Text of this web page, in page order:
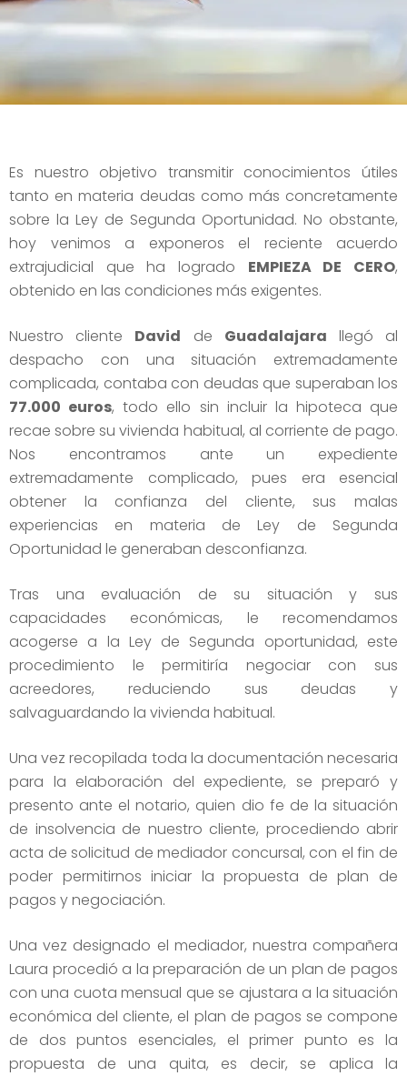
Es nuestro objetivo transmitir conocimientos útiles
tanto en materia deudas como más concretamente
sobre la Ley de Segunda Oportunidad. No obstante,
hoy venimos a exponeros el reciente acuerdo
extrajudicial que ha logrado EMPIEZA DE CERO,
obtenido en las condiciones más exigentes.
Nuestro cliente David de Guadalajara llegó al
despacho con una situación extremadamente
complicada, contaba con deudas que superaban los
77.000 euros, todo ello sin incluir la hipoteca que
recae sobre su vivienda habitual, al corriente de pago.
Nos encontramos ante un expediente
extremadamente complicado, pues era esencial
obtener la confianza del cliente, sus malas
experiencias en materia de Ley de Segunda
Oportunidad le generaban desconfianza.
Tras una evaluación de su situación y sus
capacidades económicas, le recomendamos
acogerse a la Ley de Segunda oportunidad, este
procedimiento le permitiría negociar con sus
acreedores, reduciendo sus deudas y
salvaguardando la vivienda habitual.
Una vez recopilada toda la documentación necesaria
para la elaboración del expediente, se preparó y
presento ante el notario, quien dio fe de la situación
de insolvencia de nuestro cliente, procediendo abrir
acta de solicitud de mediador concursal, con el fin de
poder permitirnos iniciar la propuesta de plan de
pagos y negociación.
Una vez designado el mediador, nuestra compañera
Laura procedió a la preparación de un plan de pagos
con una cuota mensual que se ajustara a la situación
económica del cliente, el plan de pagos se compone
de dos puntos esenciales, el primer punto es la
propuesta de una quita, es decir, se aplica la